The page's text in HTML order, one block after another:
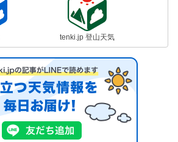
tenki.jp 登山天気